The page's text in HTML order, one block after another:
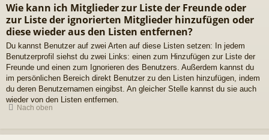
Wie kann ich Mitglieder zur Liste der Freunde oder
zur Liste der ignorierten Mitglieder hinzufügen oder
diese wieder aus den Listen entfernen?
Du kannst Benutzer auf zwei Arten auf diese Listen setzen: In jedem
Benutzerprofil siehst du zwei Links: einen zum Hinzufügen zur Liste der
Freunde und einen zum Ignorieren des Benutzers. Außerdem kannst du
im persönlichen Bereich direkt Benutzer zu den Listen hinzufügen, indem
du deren Benutzernamen eingibst. An gleicher Stelle kannst du sie auch
wieder von den Listen entfernen.
Nach oben